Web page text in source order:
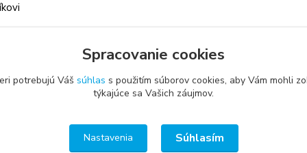
Spracovanie cookies
potrebujú Váš súhlas s použitím súborov cookies, aby Vám mohli
týkajúce sa Vašich záujmov.
Nastavenia Súhlasím